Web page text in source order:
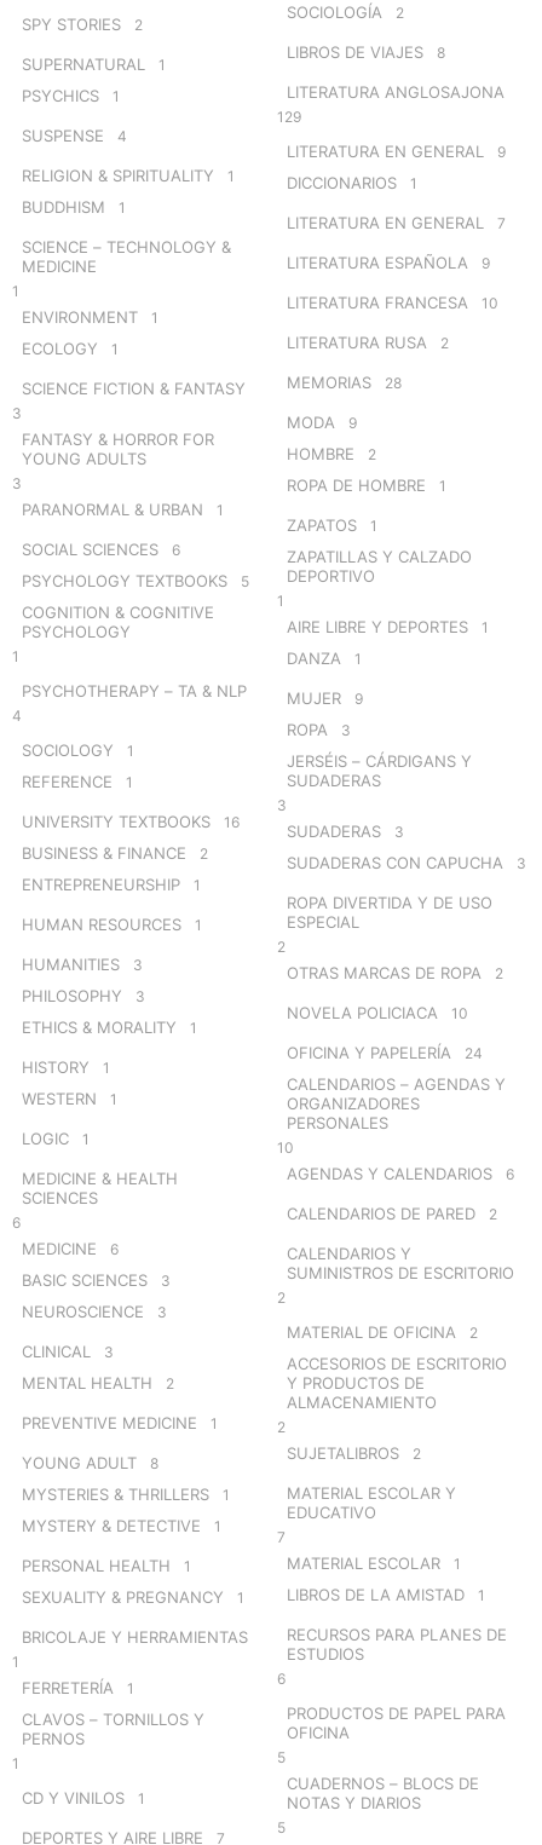
SPY STORIES 2
SUPERNATURAL 1
PSYCHICS 1
SUSPENSE 4
RELIGION & SPIRITUALITY 1
BUDDHISM 1
SCIENCE – TECHNOLOGY &
MEDICINE
1
ENVIRONMENT 1
ECOLOGY 1
SCIENCE FICTION & FANTASY
3
FANTASY & HORROR FOR
YOUNG ADULTS
3
PARANORMAL & URBAN 1
SOCIAL SCIENCES 6
PSYCHOLOGY TEXTBOOKS 5
COGNITION & COGNITIVE
PSYCHOLOGY
1
PSYCHOTHERAPY – TA & NLP
4
SOCIOLOGY 1
REFERENCE 1
UNIVERSITY TEXTBOOKS 16
BUSINESS & FINANCE 2
ENTREPRENEURSHIP 1
HUMAN RESOURCES 1
HUMANITIES 3
PHILOSOPHY 3
ETHICS & MORALITY 1
HISTORY 1
WESTERN 1
LOGIC 1
MEDICINE & HEALTH
SCIENCES
6
MEDICINE 6
BASIC SCIENCES 3
NEUROSCIENCE 3
CLINICAL 3
MENTAL HEALTH 2
PREVENTIVE MEDICINE 1
YOUNG ADULT 8
MYSTERIES & THRILLERS 1
MYSTERY & DETECTIVE 1
PERSONAL HEALTH 1
SEXUALITY & PREGNANCY 1
BRICOLAJE Y HERRAMIENTAS
1
FERRETERÍA 1
CLAVOS – TORNILLOS Y
PERNOS
1
CD Y VINILOS 1
DEPORTES Y AIRE LIBRE 7
SOCIOLOGÍA 2
LIBROS DE VIAJES 8
LITERATURA ANGLOSAJONA
129
LITERATURA EN GENERAL 9
DICCIONARIOS 1
LITERATURA EN GENERAL 7
LITERATURA ESPAÑOLA 9
LITERATURA FRANCESA 10
LITERATURA RUSA 2
MEMORIAS 28
MODA 9
HOMBRE 2
ROPA DE HOMBRE 1
ZAPATOS 1
ZAPATILLAS Y CALZADO
DEPORTIVO
1
AIRE LIBRE Y DEPORTES 1
DANZA 1
MUJER 9
ROPA 3
JERSÉIS – CÁRDIGANS Y
SUDADERAS
3
SUDADERAS 3
SUDADERAS CON CAPUCHA 3
ROPA DIVERTIDA Y DE USO
ESPECIAL
2
OTRAS MARCAS DE ROPA 2
NOVELA POLICIACA 10
OFICINA Y PAPELERÍA 24
CALENDARIOS – AGENDAS Y
ORGANIZADORES
PERSONALES
10
AGENDAS Y CALENDARIOS 6
CALENDARIOS DE PARED 2
CALENDARIOS Y
SUMINISTROS DE ESCRITORIO
2
MATERIAL DE OFICINA 2
ACCESORIOS DE ESCRITORIO
Y PRODUCTOS DE
ALMACENAMIENTO
2
SUJETALIBROS 2
MATERIAL ESCOLAR Y
EDUCATIVO
7
MATERIAL ESCOLAR 1
LIBROS DE LA AMISTAD 1
RECURSOS PARA PLANES DE
ESTUDIOS
6
PRODUCTOS DE PAPEL PARA
OFICINA
5
CUADERNOS – BLOCS DE
NOTAS Y DIARIOS
5